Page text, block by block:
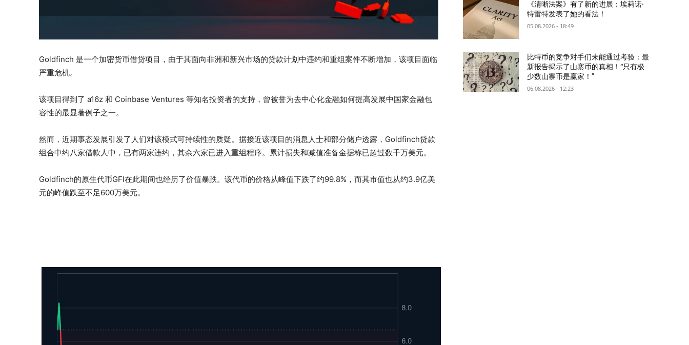
Goldfinch 是一个加密货币借贷项目，由于其面向非洲和新兴市场的贷款计划中违约和重组案件不断增加，该项目面临
严重危机。
该项目得到了 a16z 和 Coinbase Ventures 等知名投资者的支持，曾被誉为去中心化金融如何提高发展中国家金融包
容性的最显著例子之一。
然而，近期事态发展引发了人们对该模式可持续性的质疑。据接近该项目的消息人士和部分储户透露，Goldfinch贷款
组合中约八家借款人中，已有两家违约，其余六家已进入重组程序。累计损失和减值准备金据称已超过数千万美元。
Goldfinch的原生代币GFI在此期间也经历了价值暴跌。该代币的价格从峰值下跌了约99.8%，而其市值也从约3.9亿美
元的峰值跌至不足600万美元。
《清晰法案》有了新的进展：埃莉诺·
特雷特发表了她的看法！
05.08.2026 - 18:49
比特币的竞争对手们未能通过考验：最
新报告揭示了山寨币的真相！“只有极
少数山寨币是赢家！”
06.08.2026 - 12:23